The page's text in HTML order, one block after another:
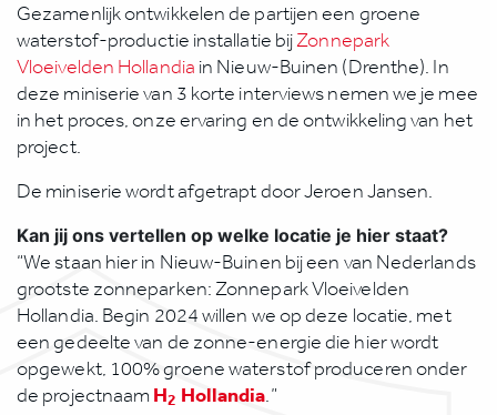
Gezamenlijk ontwikkelen de partijen een groene
waterstof-productie installatie bijZonnepark
Vloeivelden Hollandia in Nieuw-Buinen (Drenthe). In
deze miniserie van 3 korte interviews nemen we je mee
in het proces, onze ervaring en de ontwikkeling van het
project.
De miniserie wordt afgetrapt door Jeroen Jansen.
Kan jij ons vertellen op welke locatie je hier staat?
“We staan hier in Nieuw-Buinen bij een van Nederlands
grootste zonneparken: Zonnepark Vloeivelden
Hollandia. Begin 2024 willen we op deze locatie, met
een gedeelte van de zonne-energie die hier wordt
opgewekt, 100% groene waterstof produceren onder
de projectnaam H2 Hollandia.”